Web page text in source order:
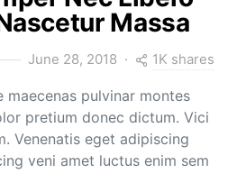
Massa
June 28, 2018 1K shares
maecenas pulvinar montes
pretium donec dictum. Vici
Venenatis eget adipiscing
veni amet luctus enim sem